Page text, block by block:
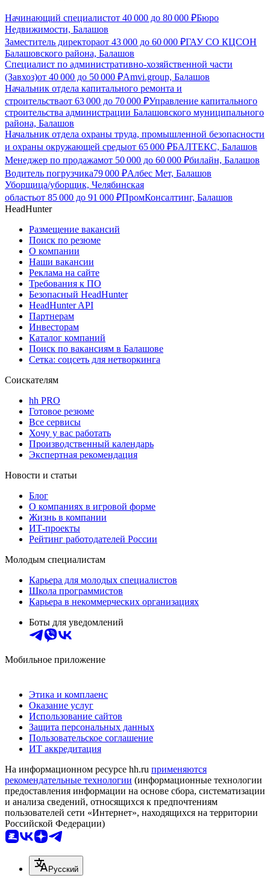
Начинающий специалистот 40 000 до 80 000 ₽Бюро
Недвижимости, Балашов
Заместитель директораот 43 000 до 60 000 ₽ГАУ СО КЦСОН
Балашовского района, Балашов
Специалист по административно-хозяйственной части
(Завхоз)от 40 000 до 50 000 ₽Amvi.group, Балашов
Начальник отдела капитального ремонта и
строительстваот 63 000 до 70 000 ₽Управление капитального
строительства администрации Балашовского муниципального
района, Балашов
Начальник отдела охраны труда, промышленной безопасности
и охраны окружающей средыот 65 000 ₽БАЛТЕКС, Балашов
Менеджер по продажамот 50 000 до 60 000 ₽билайн, Балашов
Водитель погрузчика79 000 ₽Албес Мет, Балашов
Уборщица/уборщик, Челябинская
областьот 85 000 до 91 000 ₽ПромКонсалтинг, Балашов
HeadHunter
Размещение вакансий
Поиск по резюме
О компании
Наши вакансии
Реклама на сайте
Требования к ПО
Безопасный HeadHunter
HeadHunter API
Партнерам
Инвесторам
Каталог компаний
Поиск по вакансиям в Балашове
Сетка: соцсеть для нетворкинга
Соискателям
hh PRO
Готовое резюме
Все сервисы
Хочу у вас работать
Производственный календарь
Экспертная рекомендация
Новости и статьи
Блог
О компаниях в игровой форме
Жизнь в компании
ИТ-проекты
Рейтинг работодателей России
Молодым специалистам
Карьера для молодых специалистов
Школа программистов
Карьера в некоммерческих организациях
Боты для уведомлений
Мобильное приложение
Этика и комплаенс
Оказание услуг
Использование сайтов
Защита персональных данных
Пользовательское соглашение
ИТ аккредитация
На информационном ресурсе hh.ru применяются
рекомендательные технологии (информационные технологии
предоставления информации на основе сбора, систематизации
и анализа сведений, относящихся к предпочтениям
пользователей сети «Интернет», находящихся на территории
Российской Федерации)
Русский